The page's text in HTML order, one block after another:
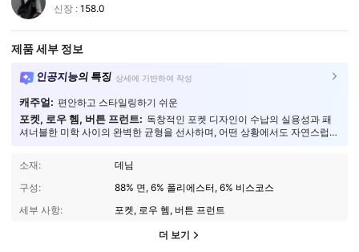
신장 : 158.0
제품 세부 정보
인공지능의 특징 상세에 기반하여 작성
캐주얼: 편안하고 스타일링하기 쉬운
포켓, 로우 헴, 버튼 프런트: 독창적인 포켓 디자인이 수납의 실용성과 패
셔너블한 미학 사이의 완벽한 균형을 선사하며, 어떤 상황에서도 자연스럽게
소재:
데님
구성:
88% 면, 6% 폴리에스터, 6% 비스코스
세부 사항:
포켓, 로우 헴, 버튼 프런트
더 보기